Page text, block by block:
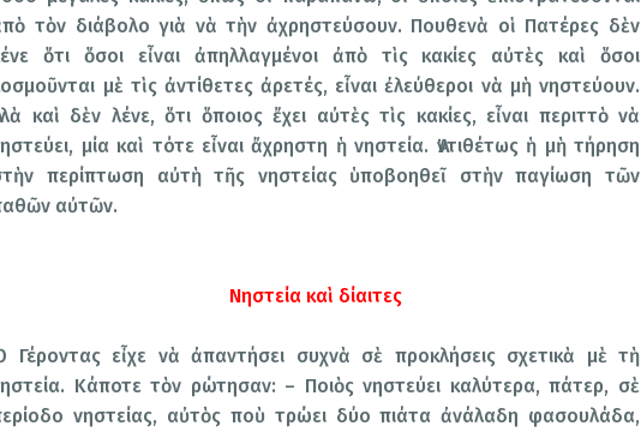
τὸν διάβολο γιὰ νὰ τὴν ἀχρηστεύσουν. Πουθενὰ οἱ Πατέρες δὲν
ὅτι ὅσοι εἶναι ἀπηλλαγμένοι ἀπὸ τὶς κακίες αὐτὲς καὶ ὅσοι
μὲ τὶς ἀντίθετες ἀρετές, εἶναι ἐλεύθεροι νὰ μὴ νηστεύουν.
καὶ δὲν λένε, ὅτι ὅποιος ἔχει αὐτὲς τὶς κακίες, εἶναι περιττὸ νὰ
μία καὶ τότε εἶναι ἄχρηστη ἡ νηστεία. Ἀντιθέτως ἡ μὴ τήρηση
περίπτωση αὐτὴ τῆς νηστείας ὑποβοηθεῖ στὴν παγίωση τῶν
αὐτῶν.
Νηστεία καὶ δίαιτες
Γέροντας εἶχε νὰ ἀπαντήσει συχνὰ σὲ προκλήσεις σχετικὰ μὲ τὴ
Κάποτε τὸν ρώτησαν: – Ποιὸς νηστεύει καλύτερα, πάτερ, σὲ
νηστείας, αὐτὸς ποὺ τρώει δύο πιάτα ἀνάλαδη φασουλάδα,